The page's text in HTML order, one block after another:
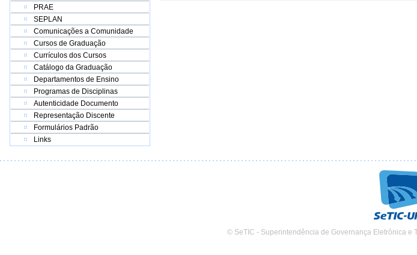
PRAE
SEPLAN
Comunicações a Comunidade
Cursos de Graduação
Currículos dos Cursos
Catálogo da Graduação
Departamentos de Ensino
Programas de Disciplinas
Autenticidade Documento
Representação Discente
Formulários Padrão
Links
© SeTIC - Superintendência de Governança Eletrônica e